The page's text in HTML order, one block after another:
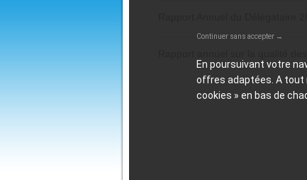
Continuer sans accepter →
En poursuivant votre
offres adaptées. A tout
cookies » en bas de